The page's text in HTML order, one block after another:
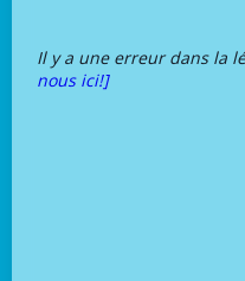
Il y a une erreur dans la
nous ici!]